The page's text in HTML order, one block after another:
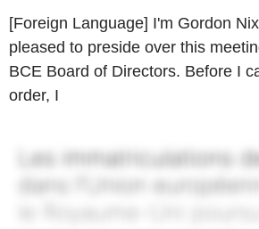
[Foreign Language] I'm Gordon
pleased to preside over this
BCE Board of Directors. Before I
order, I